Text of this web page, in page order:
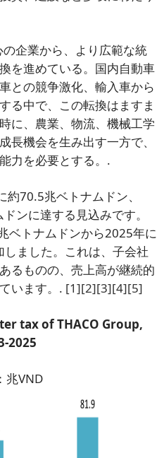
企業から、より広範な統
を進めている。国内自動車
との競争激化、輸入車から
る中で、この転換はますま
に、農業、物流、機械工学
長機会を生み出す一方で、
力を必要とする。.
70.5兆ベトナムドン、
ンに達する見込みです。
ベトナムドンから2025年に
ました。これは、子会社
るものの、売上高が継続的
います。. [1][2][3][4][5]
tax of THACO Group,
2025
兆VND